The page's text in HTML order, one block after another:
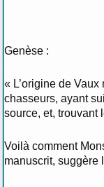
Genèse :
« L’origine de
chasseurs, ayant
source, et, trouvant
Voilà comment
manuscrit, suggère